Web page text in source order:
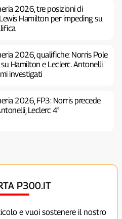
2026, tre posizioni di
Hamilton per impeding su
2026, qualifiche: Norris Pole
Hamilton e Leclerc. Antonelli
investigati
2026, FP3: Norris precede
Leclerc 4°
P300.IT
e vuoi sostenere il nostro